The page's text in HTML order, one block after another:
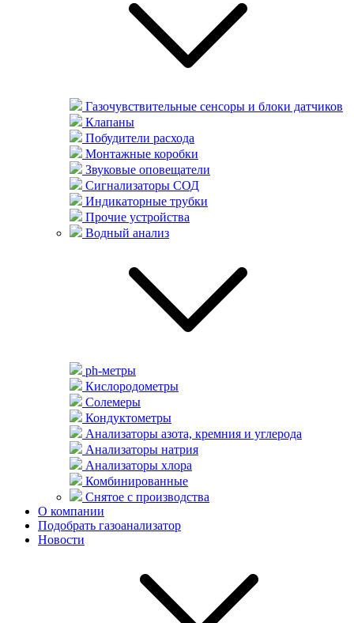
Газочувствительные сенсоры и блоки датчиков
Клапаны
Побудители расхода
Монтажные коробки
Звуковые оповещатели
Сигнализаторы СОД
Индикаторные трубки
Прочие устройства
Водный анализ
ph-метры
Кислородометры
Солемеры
Кондуктометры
Анализаторы азота, кремния и углерода
Анализаторы натрия
Анализаторы хлора
Комбинированные
Снятое с производства
О компании
Подобрать газоанализатор
Новости